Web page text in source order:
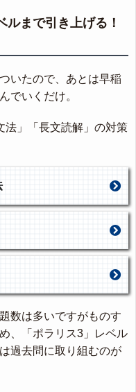
まで引き上げる！
いたので、あとは早稲
でいくだけ。
法」「長文読解」の対策
数は多いですがものす
、「ポラリス3」レベル
過去問に取り組むのが